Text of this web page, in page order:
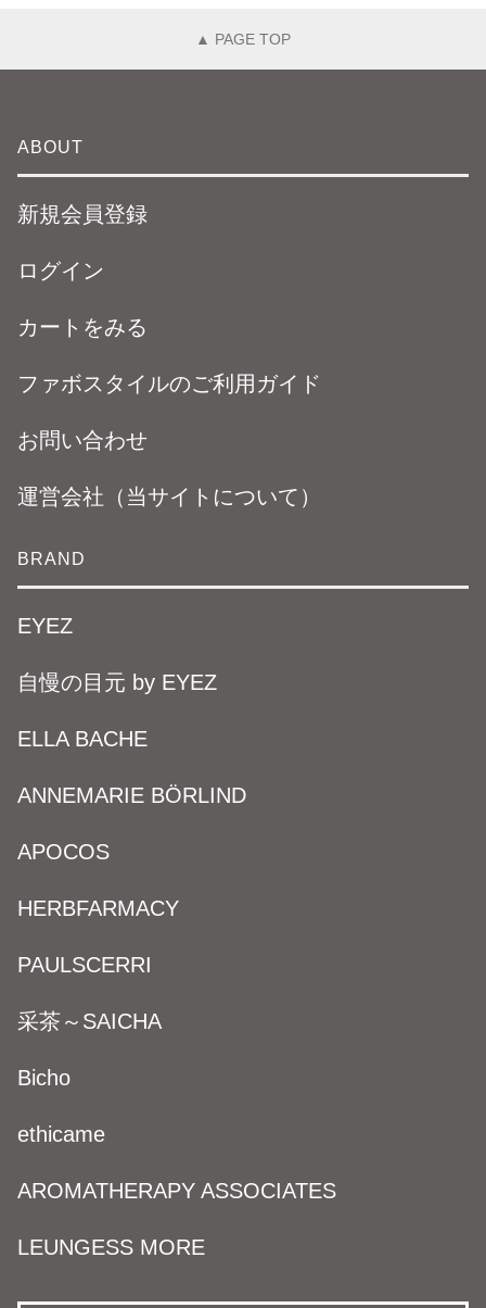
▲ PAGE TOP
ABOUT
新規会員登録
ログイン
カートをみる
ファボスタイルのご利用ガイド
お問い合わせ
運営会社（当サイトについて）
BRAND
EYEZ
自慢の目元 by EYEZ
ELLA BACHE
ANNEMARIE BÖRLIND
APOCOS
HERBFARMACY
PAULSCERRI
采茶～SAICHA
Bicho
ethicame
AROMATHERAPY ASSOCIATES
LEUNGESS MORE